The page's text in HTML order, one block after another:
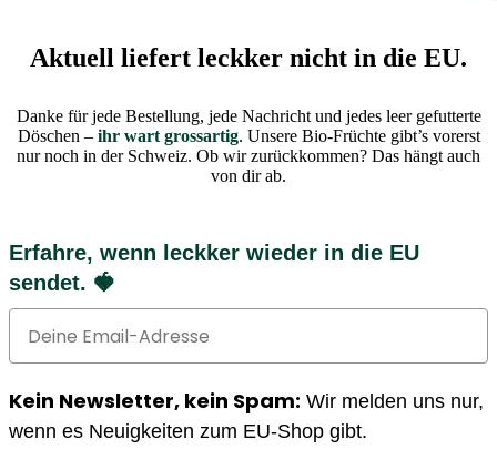
Aktuell liefert leckker nicht in die EU.
Danke für jede Bestellung, jede Nachricht und jedes leer gefutterte
Döschen – ihr wart grossartig. Unsere Bio-Früchte gibt’s vorerst
nur noch in der Schweiz. Ob wir zurückkommen? Das hängt auch
von dir ab.
Erfahre, wenn leckker wieder in die EU
sendet. 🍓
Kein Newsletter, kein Spam: Wir melden uns nur,
wenn es Neuigkeiten zum EU-Shop gibt.